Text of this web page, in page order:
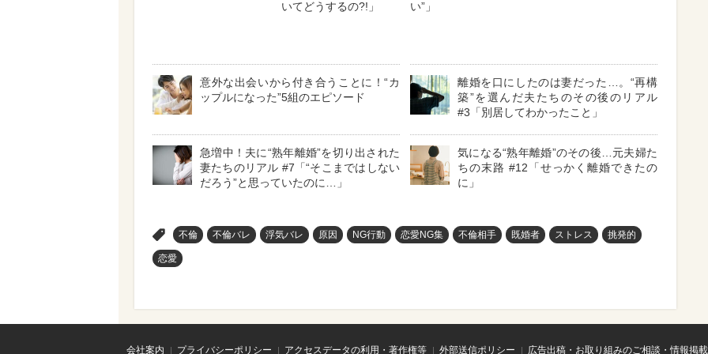
いてどうするの?!」
い”」
意外な出会いから付き合うことに！“カ
ップルになった”5組のエピソード
離婚を口にしたのは妻だった…。“再構
築”を選んだ夫たちのその後のリアル
#3「別居してわかったこと」
急増中！夫に“熟年離婚”を切り出された
妻たちのリアル #7「“そこまではしない
だろう”と思っていたのに…」
気になる“熟年離婚”のその後…元夫婦た
ちの末路 #12「せっかく離婚できたの
に」
不倫 不倫バレ 浮気バレ 原因 NG行動 恋愛NG集 不倫相手 既婚者 ストレス 挑発的
恋愛
会社案内 プライバシーポリシー アクセスデータの利用・著作権等 外部送信ポリシー 広告出稿・お取り組みのご相談・情報掲